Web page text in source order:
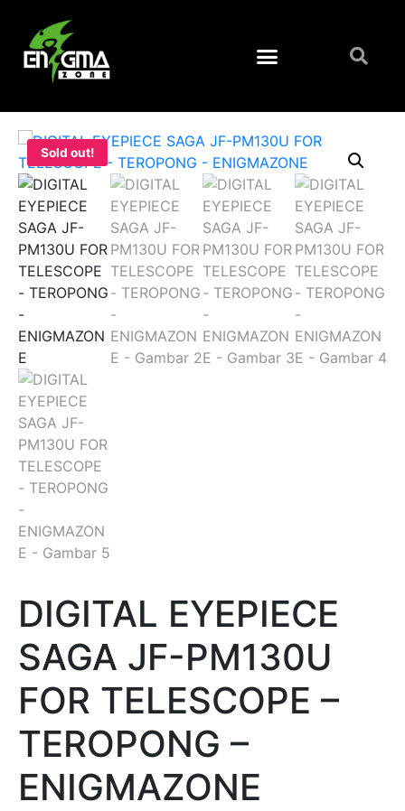
Sold out!
DIGITAL EYEPIECE
SAGA JF-PM130U
FOR TELESCOPE –
TEROPONG –
ENIGMAZONE